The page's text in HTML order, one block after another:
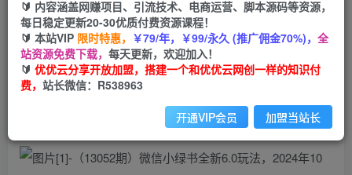
会员免费
立即购买
您当前未登录！建议登陆后购买，可保存购买订单
🔰 内容涵盖网赚项目、引流技术、电商运营、脚本源码等资源，
每日稳定更新20-30优质付费资源课程！
🔰 本站VIP 限时特惠， ￥79/年，￥99/永久 (推广佣金70%)， 全
站资源免费下载， 每天更新，欢迎加入！
🔰 优优云分享开放加盟，搭建一个和优优云网创一样的知识付
费， 站长微信：R538963
开通VIP会员 加盟当站长